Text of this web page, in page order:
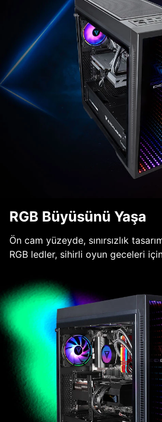
RGB Büyüsünü Yaşa
Ön cam yüzeyde, sınırsızlık
RGB ledler, sihirli oyun geceleri